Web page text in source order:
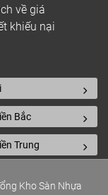
về giá
khiếu nại
Bắc
Trung
Kho Sàn Nhựa